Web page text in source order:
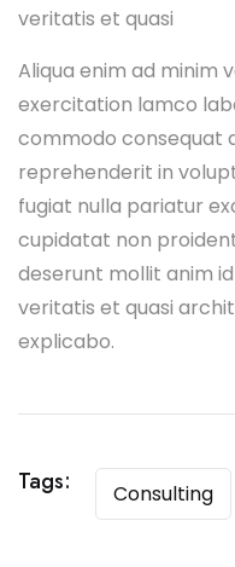
veritatis et quasi
Aliqua enim ad minim
exercitation lamco
commodo consequat
reprehenderit in
fugiat nulla pariatur
cupidatat non
deserunt mollit anim
veritatis et quasi
explicabo.
Tags: Consulting